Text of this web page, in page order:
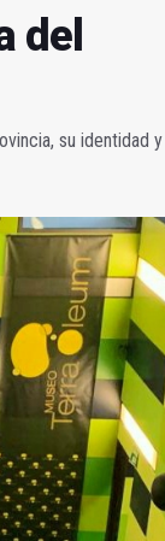
del
su identidad y